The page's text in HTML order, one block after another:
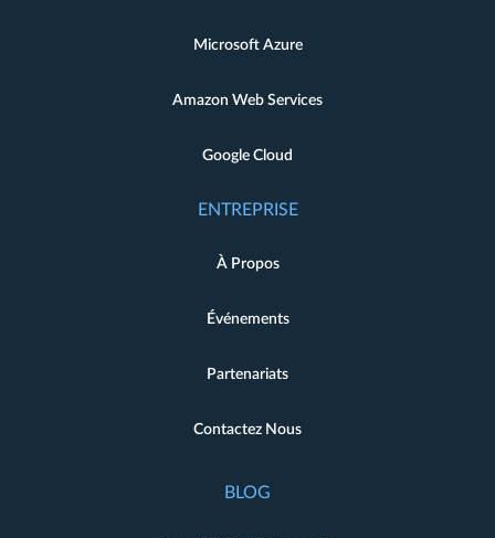
Microsoft Azure
Amazon Web Services
Google Cloud
ENTREPRISE
À Propos
Événements
Partenariats
Contactez Nous
BLOG